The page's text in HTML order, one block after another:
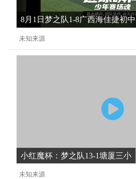
8月1日梦之队1-8广西海佳捷初中
未知来源
小红魔杯：梦之队13-1塘厦三小
未知来源